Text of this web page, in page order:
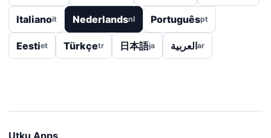
Italianoit Nederlandsnl Portuguêspt
Eestiet Türkçetr 日本語ja العربيةar